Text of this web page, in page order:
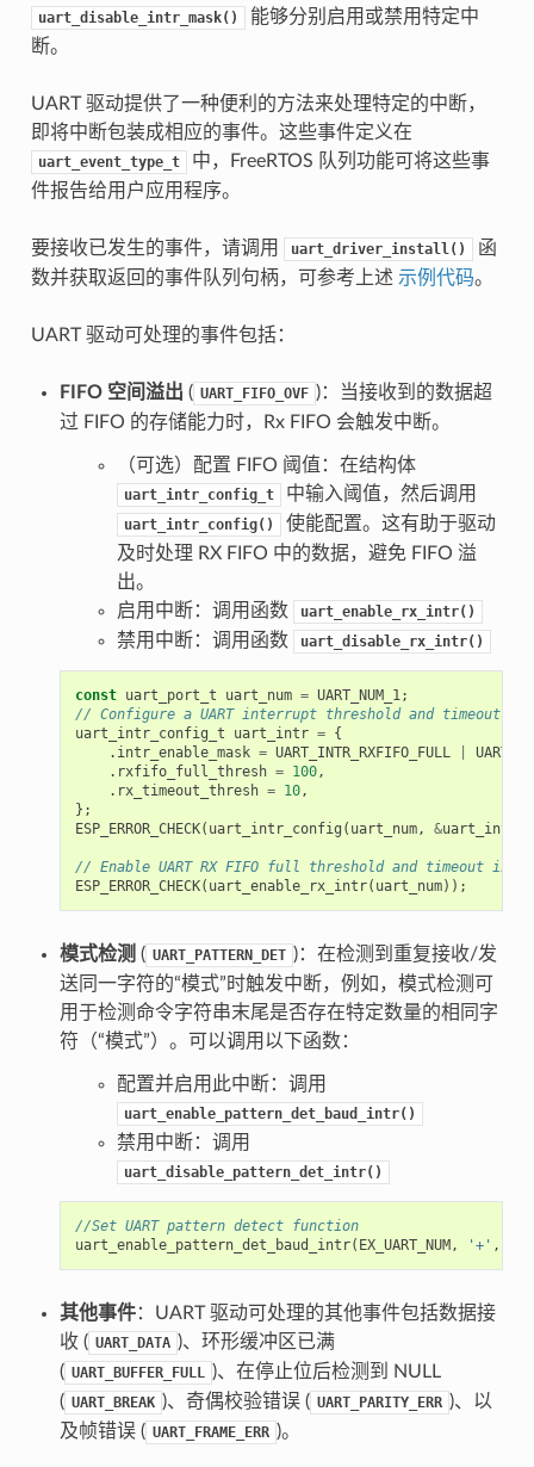
uart_disable_intr_mask()
能够分别启用或禁用特定中
断。
UART 驱动提供了一种便利的方法来处理特定的中断，
即将中断包装成相应的事件。这些事件定义在
uart_event_type_t
中，FreeRTOS 队列功能可将这些事
件报告给用户应用程序。
要接收已发生的事件，请调用 uart_driver_install()
函
数并获取返回的事件队列句柄，可参考上述 示例代码。
UART 驱动可处理的事件包括：
FIFO 空间溢出 ( UART_FIFO_OVF )：当接收到的数据超
过 FIFO 的存储能力时，Rx FIFO 会触发中断。
（可选）配置 FIFO 阈值：在结构体
uart_intr_config_t 中输入阈值，然后调用
uart_intr_config()
使能配置。这有助于驱动
及时处理 RX FIFO 中的数据，避免 FIFO 溢
出。
启用中断：调用函数
uart_enable_rx_intr()
禁用中断：调用函数 uart_disable_rx_intr()
const uart_port_t uart_num = UART_NUM_1;
// Configure a UART interrupt threshold and timeout
uart_intr_config_t
uart_intr = {
. intr_enable_mask = UART_INTR_RXFIFO_FULL
. rxfifo_full_thresh = 100,
. rx_timeout_thresh = 10,
};
ESP_ERROR_CHECK( uart_intr_config ( uart_num, &uart_intr
// Enable UART RX FIFO full threshold and timeout
ESP_ERROR_CHECK( uart_enable_rx_intr( uart_num));
模式检测 ( UART_PATTERN_DET )：在检测到重复接收/发
送同一字符的“模式”时触发中断，例如，模式检测可
用于检测命令字符串末尾是否存在特定数量的相同字
符（“模式”）。可以调用以下函数：
配置并启用此中断：调用
uart_enable_pattern_det_baud_intr()
禁用中断：调用
uart_disable_pattern_det_intr()
//Set UART pattern detect function
uart_enable_pattern_det_baud_intr( EX_UART_NUM , '+' ,
其他事件：UART 驱动可处理的其他事件包括数据接
收 ( UART_DATA )、环形缓冲区已满
( UART_BUFFER_FULL )、在停止位后检测到 NULL
( UART_BREAK )、奇偶校验错误 ( UART_PARITY_ERR )、以
及帧错误 ( UART_FRAME_ERR )。